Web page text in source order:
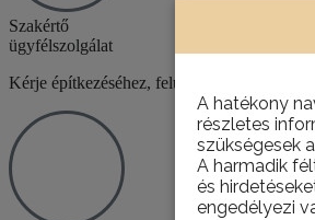
A hatékony
részletes
szükségesek
A harmadik
és
engedélyezi
Szakértő
ügyfélszolgálat
Kérje építkezéséhez, felújításához